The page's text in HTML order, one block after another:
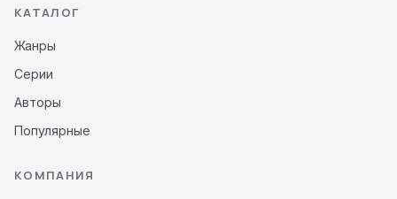
КАТАЛОГ
Жанры
Серии
Авторы
Популярные
КОМПАНИЯ